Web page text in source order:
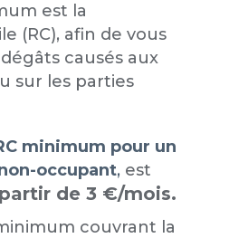
est la
(RC), afin de vous
causés aux
sur les parties
minimum pour un
occupant, est
de 3 €/mois.
couvrant la